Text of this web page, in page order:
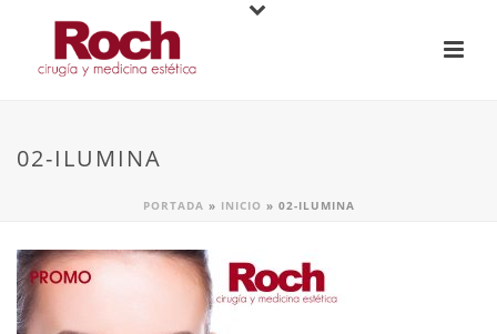
02-ILUMINA
PORTADA » INICIO » 02-ILUMINA